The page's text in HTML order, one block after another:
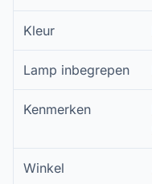
Kleur
Lamp inbegrepen
Kenmerken
Winkel